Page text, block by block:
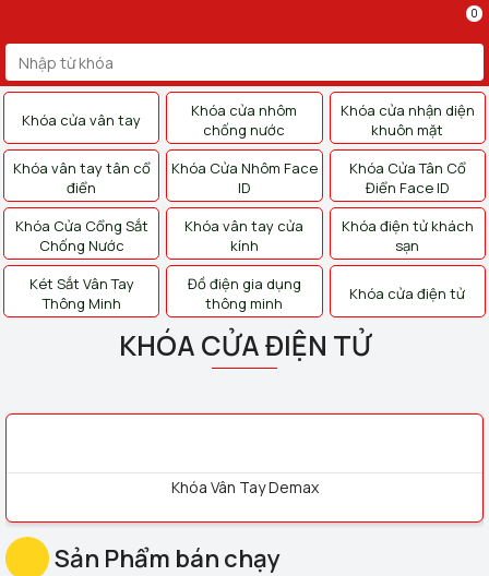
0
Khóa cửa vân tay
Khóa cửa nhôm
chống nước
Khóa cửa nhận diện
khuôn mặt
Khóa vân tay tân cổ
điển
Khóa Cửa Nhôm Face
ID
Khóa Cửa Tân Cổ
Điển Face ID
Khóa Cửa Cổng Sắt
Chống Nước
Khóa vân tay cửa
kính
Khóa điện tử khách
sạn
Két Sắt Vân Tay
Thông Minh
Đồ điện gia dụng
thông minh
Khóa cửa điện tử
KHÓA CỬA ĐIỆN TỬ
Khóa Vân Tay Demax
Sản Phẩm bán chạy